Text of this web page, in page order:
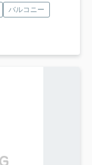
バルコニー